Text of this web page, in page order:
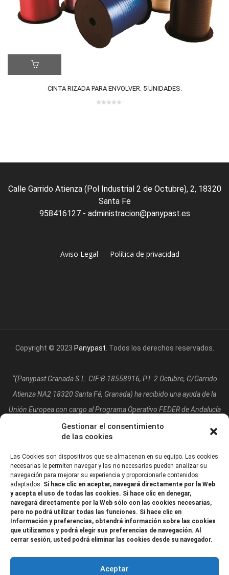
Gestionar el consentimiento
de las cookies
Las Cookies son dispositivos que se almacenan en su equipo. Las cookies
necesarias le permiten navegar y las no necesarias pueden analizar su
navegación para mejorar su experiencia y proporcionarle contenidos
adaptados. Si hace clic en aceptar, navegará directamente por la Web
y acepta el uso de todas las cookies. Si hace clic en denegar,
navegará directamente por la Web sólo con las cookies necesarias,
pero no podrá utilizar todas las funciones. Si hace clic en
Información y preferencias, obtendrá información sobre las cookies
que utilizamos y podrá elegir sus preferencias de navegación. Al
cerrar sesión, usted podrá eliminar las cookies desde su navegador.
Aceptar
CINTA RIZADA PARA ENVOLVER. 5 UNIDADES.
0 review(s)
Calle Garrido Atienza (Pol Industrial 2 de Octubre), 2, 18320
Santa Fe
958416127 - administracion@panypast.es
Aviso Legal Política de privacidad
Copyright © 2023 Panypast . Todos los derechos reservados.
“(Panypast Granada S.L. CIF:B-18558916, P.I. 2 Octubre, C/Garrido
Atienza NA2 18320 Santa Fé, Granada) ha recibido una ayuda de la
Unión Europea con cargo al Programa Operativo FEDER de Andalucía
2014-2020, financiada como parte de la respuesta de la Unión a la
pandemia de COVID-19 (REACT-UE), para compensar el sobrecoste
energético de gas natural y/o electricidad a pymes y autónomos
especialmente afectados por el incremento de los precios del gas
natural y la electricidad provocados por el impacto de la guerra de
agresión de Rusia contra Ucrania.”